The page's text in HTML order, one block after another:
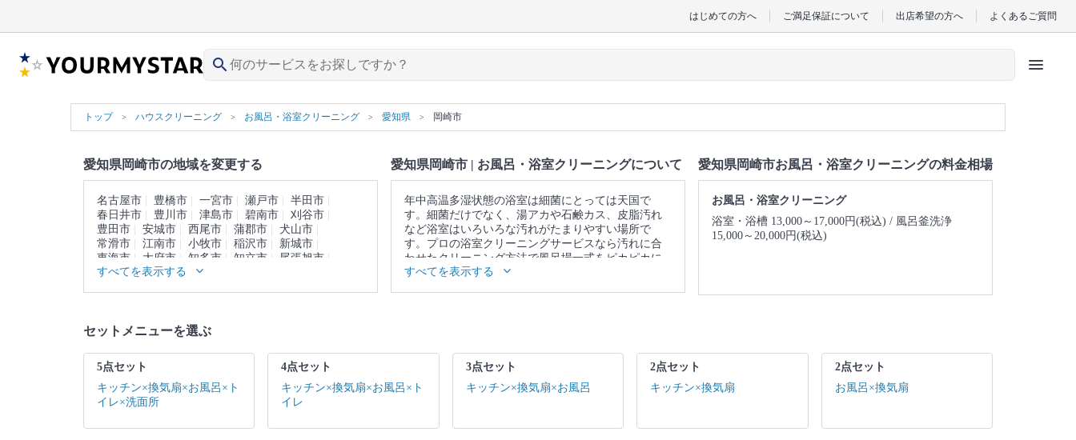
はじめての方へ ご満足保証について 出店希望の方へ よくあるご質問
search menu
トップ ハウスクリーニング お風呂・浴室クリーニング 愛知県 岡崎市
愛知県岡崎市の地域を変更する
名古屋市 豊橋市 一宮市 瀬戸市
半田市
春日井市
豊川市 津島市 碧南市
刈谷市
豊田市
安城市 西尾市 蒲郡市
犬山市
常滑市
江南市 小牧市 稲沢市
新城市
東海市
大府市 知多市 知立市
尾張旭市
高浜市
岩倉市 豊明市
すべてを表示する
愛知県岡崎市 | お風呂・浴室クリーニングについて
年中高温多湿状態の浴室は細菌にとっては天国で
す。細菌だけでなく、湯アカや石鹸カス、皮脂汚れ
など浴室はいろいろな汚れがたまりやすい場所で
す。プロの浴室クリーニングサービスなら汚れに合
わせたクリーニング方法で風呂場一式をピカピカに
仕上げます。
▼表示価格に含まれるお風呂・浴室クリーニングの
業場所の簡易清掃
※本ページでは一部プロモーションを含む場合があ
すべてを表示する
愛知県岡崎市お風呂・浴室クリーニングの料金相場
お風呂・浴室クリーニング
浴室・浴槽 13,000～17,000円(税込)
風呂釜洗浄
15,000～20,000円(税込)
セットメニューを選ぶ
5点セット
キッチン×換気扇×お風呂×ト
イレ×洗面所
4点セット
キッチン×換気扇×お風呂×ト
イレ
3点セット
キッチン×換気扇×お風呂
2点セット
キッチン×換気扇
2点セット
お風呂×換気扇